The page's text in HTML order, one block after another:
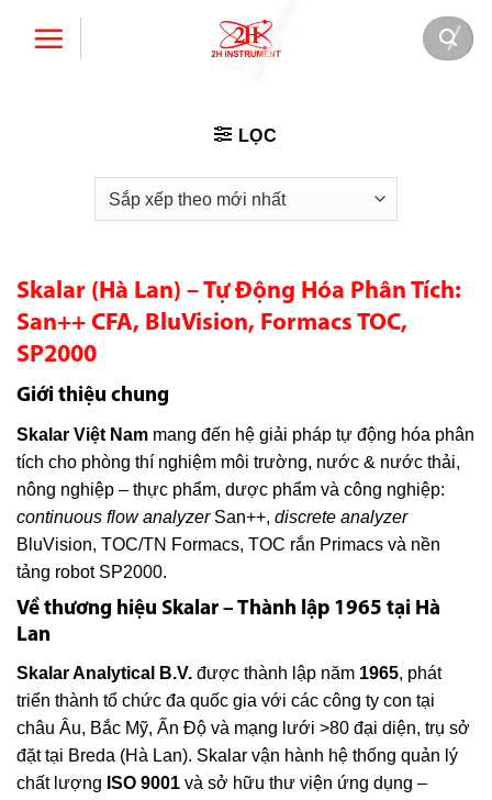
LỌC
Skalar (Hà Lan) – Tự Động Hóa Phân Tích:
San++ CFA, BluVision, Formacs TOC,
SP2000
Giới thiệu chung
Skalar Việt Nam mang đến hệ giải pháp tự động hóa phân
tích cho phòng thí nghiệm môi trường, nước & nước thải,
nông nghiệp – thực phẩm, dược phẩm và công nghiệp:
continuous flow analyzerSan++, discrete analyzer
BluVision, TOC/TN Formacs, TOC rắn Primacs và nền
tảng robot SP2000.
Về thương hiệu Skalar – Thành lập 1965 tại Hà
Lan
Skalar Analytical B.V. được thành lập năm 1965, phát
triển thành tổ chức đa quốc gia với các công ty con tại
châu Âu, Bắc Mỹ, Ấn Độ và mạng lưới >80 đại diện, trụ sở
đặt tại Breda (Hà Lan). Skalar vận hành hệ thống quản lý
chất lượng ISO 9001 và sở hữu thư viện ứng dụng –